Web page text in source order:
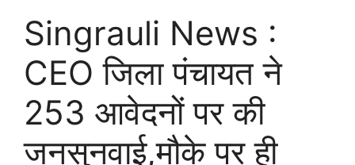
Singrauli News :
CEO जिला पंचायत ने
253 आवेदनों पर की
जनसुनवाई,मौके पर ही